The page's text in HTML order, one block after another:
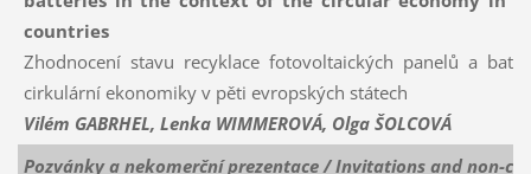
countries
Zhodnocení stavu recyklace fotovoltaických panelů a
cirkulární ekonomiky v pěti evropských státech
Vilém GABRHEL, Lenka WIMMEROVÁ, Olga ŠOLCOVÁ
Pozvánky a nekomerční prezentace / Invitations and non-